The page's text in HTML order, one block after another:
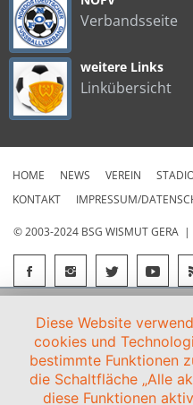
Verbandsseite
weitere Links
Linkübersicht
HOME NEWS VEREIN
KONTAKT
IMPRESSUM/
© 2003-2024 BSG WISMUT GERA |
Diese Website
cookies und
bestimmte Funktionen
die Schaltfläche „Alle
diese Funktionen